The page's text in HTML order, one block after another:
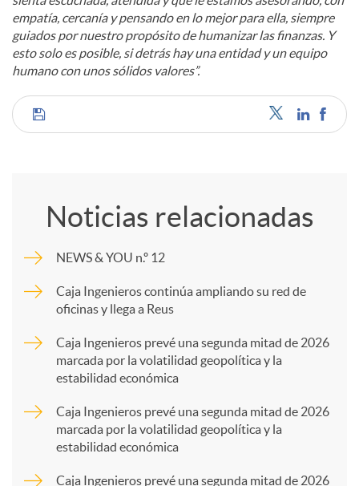
empatía, cercanía y pensando en lo mejor para ella, siempre
guiados por nuestro propósito de humanizar las finanzas. Y
esto solo es posible, si detrás hay una entidad y un equipo
humano con unos sólidos valores”.
C
p
a
Noticias relacionadas
NEWS & YOU n.º 12
Caja Ingenieros continúa ampliando su red de
oficinas y llega a Reus
Caja Ingenieros prevé una segunda mitad de 2026
marcada por la volatilidad geopolítica y la
estabilidad económica
Caja Ingenieros prevé una segunda mitad de 2026
marcada por la volatilidad geopolítica y la
estabilidad económica
Caja Ingenieros prevé una segunda mitad de 2026